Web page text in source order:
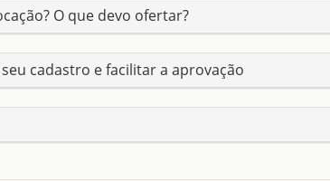
O que devo ofertar?
cadastro e facilitar a aprovação